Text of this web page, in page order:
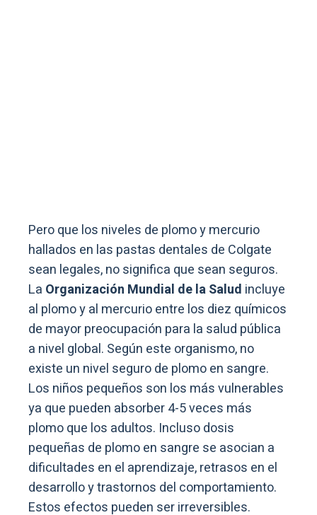
Pero que los niveles de plomo y mercurio
hallados en las pastas dentales de Colgate
sean legales, no significa que sean seguros.
La Organización Mundial de la Salud incluye
al plomo y al mercurio entre los diez químicos
de mayor preocupación para la salud pública
a nivel global. Según este organismo, no
existe un nivel seguro de plomo en sangre.
Los niños pequeños son los más vulnerables
ya que pueden absorber 4-5 veces más
plomo que los adultos. Incluso dosis
pequeñas de plomo en sangre se asocian a
dificultades en el aprendizaje, retrasos en el
desarrollo y trastornos del comportamiento.
Estos efectos pueden ser irreversibles.